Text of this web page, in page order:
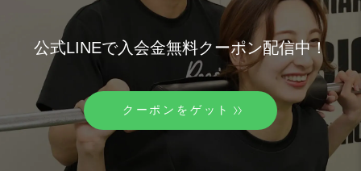
公式LINEで入会金無料クーポン配信中！
クーポンをゲット